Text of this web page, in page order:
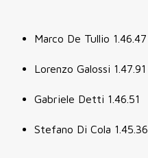
Marco De Tullio 1.46.47
Lorenzo Galossi 1.47.91
Gabriele Detti 1.46.51
Stefano Di Cola 1.45.36